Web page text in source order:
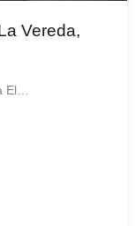
Vereda,
El…